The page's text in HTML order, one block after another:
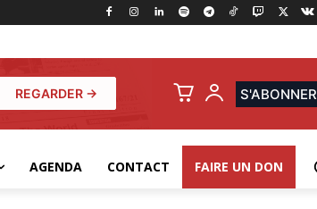
REGARDER → S'ABONNER
AGENDA CONTACT FAIRE UN DON